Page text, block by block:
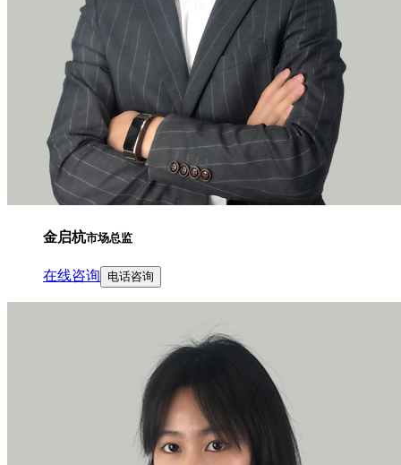
金启杭市场总监
在线咨询 电话咨询